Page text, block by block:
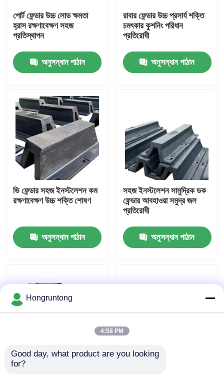
ভিডিও
আমাদের সম্পর্কে
গুণমান নিয়ন্ত্রণ
উদ্ধৃতির জন্য আবেদন
ডক রাবার ফেন্ডার
পোর্ট ফেন্ডার উচ্চ লোড ক্ষমতা
হ্রাস রক্ষণাবেক্ষণ সহজ
প্রতিস্থাপন
অনুসন্ধান পাঠান
রাবার ফেন্ডার উচ্চ প্রসার্য শক্তি
চমৎকার কুশনিং পরিধান
প্রতিরোধী
অনুসন্ধান পাঠান
ভি ফেন্ডার সহজ ইনস্টলেশন কম
রক্ষণাবেক্ষণ উচ্চ শক্তি শোষণ
অনুসন্ধান পাঠান
সহজ ইনস্টলেশন সামুদ্রিক ডক
ফেন্ডার আবহাওয়া সমুদ্র জল
প্রতিরোধী
অনুসন্ধান পাঠান
V ডক ফেনডার উচ্চ প্রভাব
Hongruntong
4:58 PM
Good day, what product are you looking
for?